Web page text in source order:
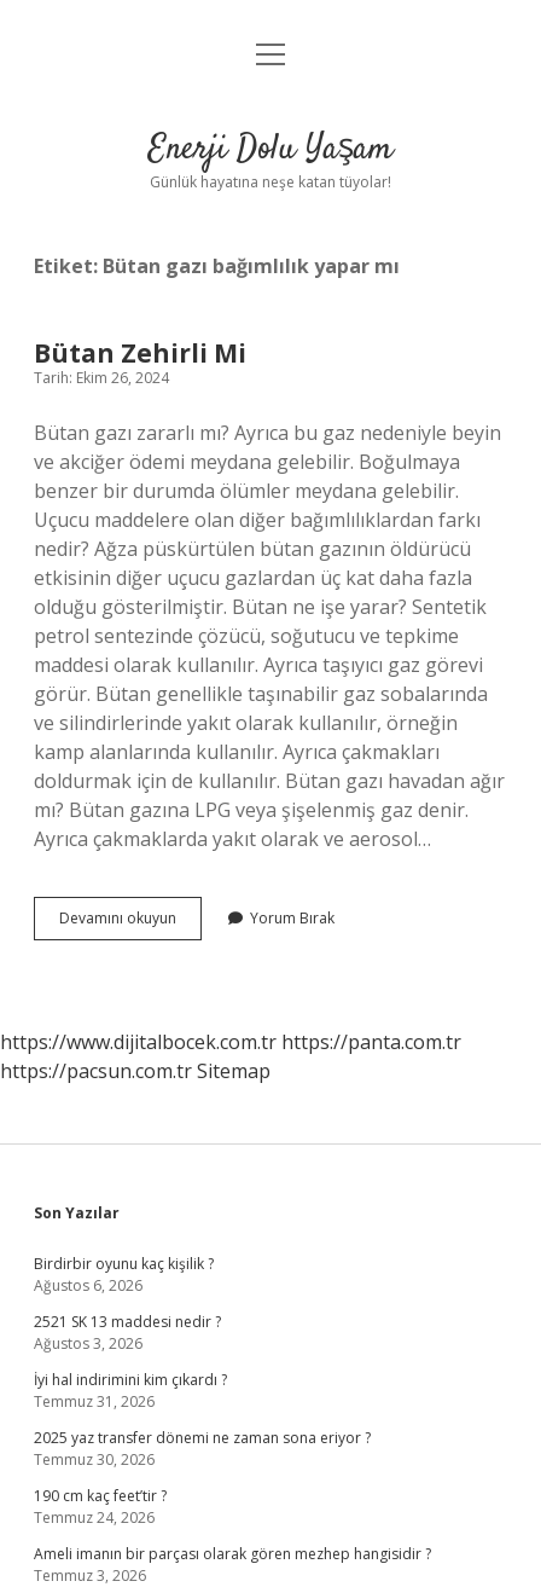
Anasayfa
Yasal Uyarı
menüyü
Enerji Dolu Yaşam
Günlük hayatına neşe katan tüyolar!
Etiket: Bütan gazı bağımlılık yapar mı
Bütan Zehirli Mi
Tarih: Ekim 26, 2024
Bütan gazı zararlı mı? Ayrıca bu gaz nedeniyle beyin
ve akciğer ödemi meydana gelebilir. Boğulmaya
benzer bir durumda ölümler meydana gelebilir.
Uçucu maddelere olan diğer bağımlılıklardan farkı
nedir? Ağza püskürtülen bütan gazının öldürücü
etkisinin diğer uçucu gazlardan üç kat daha fazla
olduğu gösterilmiştir. Bütan ne işe yarar? Sentetik
petrol sentezinde çözücü, soğutucu ve tepkime
maddesi olarak kullanılır. Ayrıca taşıyıcı gaz görevi
görür. Bütan genellikle taşınabilir gaz sobalarında
ve silindirlerinde yakıt olarak kullanılır, örneğin
kamp alanlarında kullanılır. Ayrıca çakmakları
doldurmak için de kullanılır. Bütan gazı havadan ağır
mı? Bütan gazına LPG veya şişelenmiş gaz denir.
Ayrıca çakmaklarda yakıt olarak ve aerosol…
Devamını okuyun
Zehirli
Yorum Bırak
https://www.dijitalbocek.com.tr https://panta.com.tr
https://pacsun.com.trSitemap
Sidebar
Son Yazılar
Birdirbir oyunu kaç kişilik ?
Ağustos 6, 2026
2521 SK 13 maddesi nedir ?
Ağustos 3, 2026
İyi hal indirimini kim çıkardı ?
Temmuz 31, 2026
2025 yaz transfer dönemi ne zaman sona eriyor ?
Temmuz 30, 2026
190 cm kaç feet’tir ?
Temmuz 24, 2026
Ameli imanın bir parçası olarak gören mezhep hangisidir ?
Temmuz 3, 2026